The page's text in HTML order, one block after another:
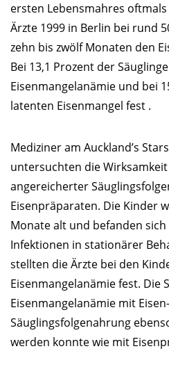
ersten Lebensmahres
Ärzte 1999 in Berlin bei rund
zehn bis zwölf Monaten den
Bei 13,1 Prozent der
Eisenmangelanämie und bei
latenten Eisenmangel fest .
Mediziner am Auckland’s
untersuchten die Wirksamkeit
angereicherter
Eisenpräparaten. Die Kinder
Monate alt und befanden
Infektionen in stationärer
stellten die Ärzte bei den
Eisenmangelanämie fest. Die
Eisenmangelanämie mit
Säuglingsfolgenahrung
werden konnte wie mit